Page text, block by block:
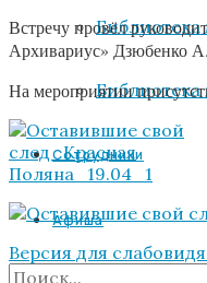
Библиотека
Библиотека
Сотрудники
Афиша
Встречу провёл
Архивариус» Дзюбенко
На мероприятии
Версия для